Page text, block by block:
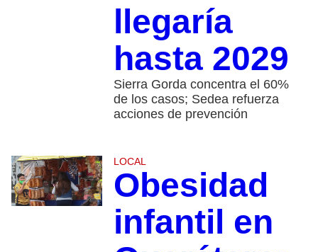
llegaría
hasta 2029
Sierra Gorda concentra el 60%
de los casos; Sedea refuerza
acciones de prevención
LOCAL
Obesidad
infantil en